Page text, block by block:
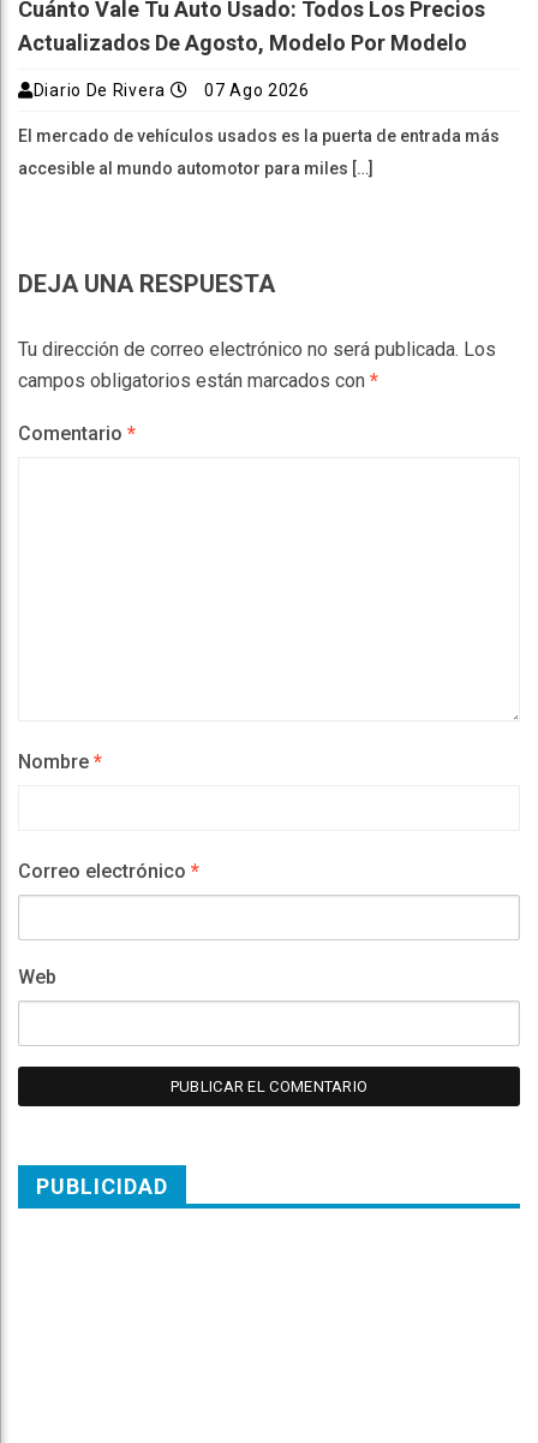
Cuánto Vale Tu Auto Usado: Todos Los Precios
Actualizados De Agosto, Modelo Por Modelo
Diario De Rivera 07 Ago 2026
El mercado de vehículos usados es la puerta de entrada más
accesible al mundo automotor para miles […]
DEJA UNA RESPUESTA
Tu dirección de correo electrónico no será publicada. Los
campos obligatorios están marcados con *
Comentario *
Nombre *
Correo electrónico *
Web
PUBLICIDAD